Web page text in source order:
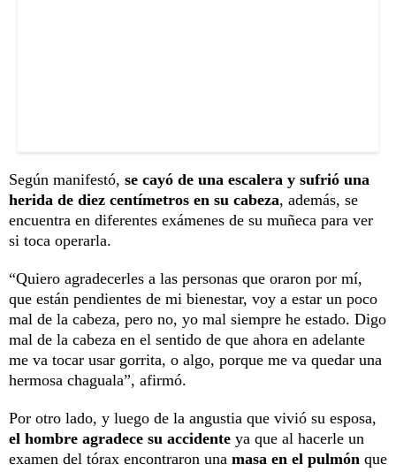
Según manifestó, se cayó de una escalera y sufrió una
herida de diez centímetros en su cabeza, además, se
encuentra en diferentes exámenes de su muñeca para ver
si toca operarla.
“Quiero agradecerles a las personas que oraron por mí,
que están pendientes de mi bienestar, voy a estar un poco
mal de la cabeza, pero no, yo mal siempre he estado. Digo
mal de la cabeza en el sentido de que ahora en adelante
me va tocar usar gorrita, o algo, porque me va quedar una
hermosa chaguala”, afirmó.
Por otro lado, y luego de la angustia que vivió su esposa,
el hombre agradece su accidente ya que al hacerle un
examen del tórax encontraron una masa en el pulmón que